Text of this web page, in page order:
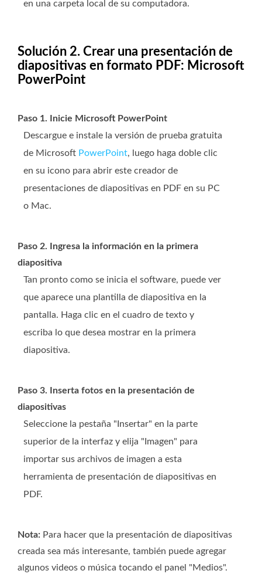
en una carpeta local de su computadora.
Solución 2. Crear una presentación de
diapositivas en formato PDF: Microsoft
PowerPoint
Paso 1. Inicie Microsoft PowerPoint
Descargue e instale la versión de prueba gratuita
de Microsoft PowerPoint, luego haga doble clic
en su icono para abrir este creador de
presentaciones de diapositivas en PDF en su PC
o Mac.
Paso 2. Ingresa la información en la primera
diapositiva
Tan pronto como se inicia el software, puede ver
que aparece una plantilla de diapositiva en la
pantalla. Haga clic en el cuadro de texto y
escriba lo que desea mostrar en la primera
diapositiva.
Paso 3. Inserta fotos en la presentación de
diapositivas
Seleccione la pestaña "Insertar" en la parte
superior de la interfaz y elija "Imagen" para
importar sus archivos de imagen a esta
herramienta de presentación de diapositivas en
PDF.
Nota: Para hacer que la presentación de diapositivas
creada sea más interesante, también puede agregar
algunos videos o música tocando el panel "Medios".